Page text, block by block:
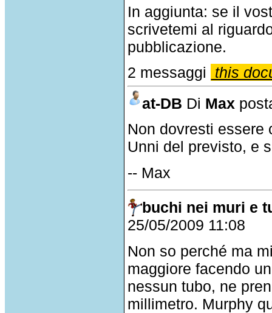
In aggiunta: se il
scrivetemi al
pubblicazione.
2 messaggi
this
at-DB Di Max
Non dovresti essere
Unni del previsto, e
-- Max
buchi nei muri e
25/05/2009 11:08
Non so perché ma
maggiore facendo
nessun tubo, ne
millimetro. Murphy